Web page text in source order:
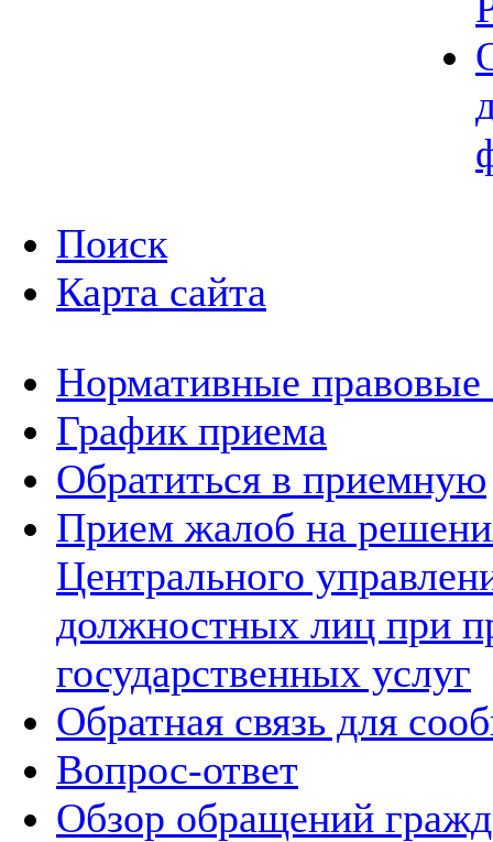
Поиск
Карта сайта
Нормативные правовые
График приема
Обратиться в приемную
Прием жалоб на
Центрального
должностных лиц при
государственных услуг
Обратная связь для
Вопрос-ответ
Обзор обращений